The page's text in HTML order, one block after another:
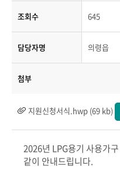
조회수 645
담당자명 의령읍
첨부
지원신청서식.hwp (69 kb)
2026년 LPG용기 사용가
같이 안내드립니다.